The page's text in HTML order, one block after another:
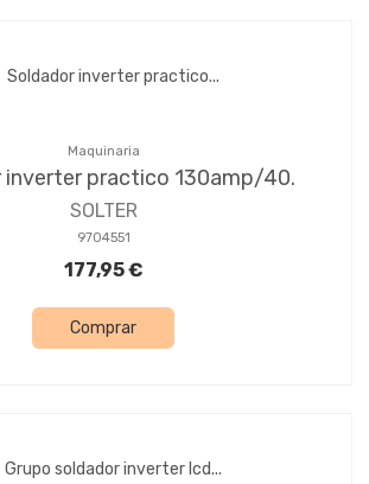
Maquinaria
inverter practico 130amp/40.
SOLTER
9704551
177,95 €
Comprar